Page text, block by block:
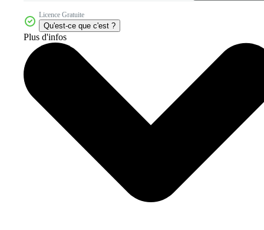
Licence Gratuite
Qu'est-ce que c'est ?
Plus d'infos